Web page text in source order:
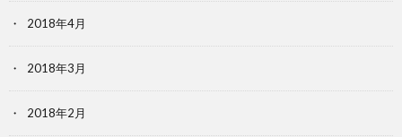
2018年4月
2018年3月
2018年2月